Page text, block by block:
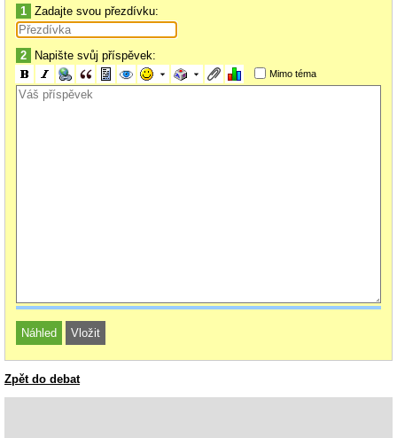
1 Zadajte svou přezdívku:
2 Napište svůj příspěvek:
Mimo téma
Zpět do debat